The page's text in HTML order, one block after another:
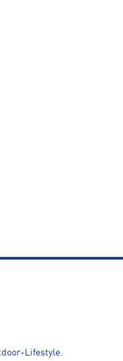
Lifestyle.